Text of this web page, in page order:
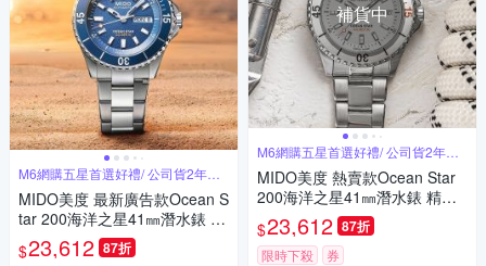
M6網購五星首選好禮/ 公司貨2年保
MIDO美度 最新廣告款Ocean S
tar 200海洋之星41㎜潛水錶 精
鋼藍面 M6(M0269301104100)
$23,612 87折
補貨中
M6網購五星首選好禮/ 公司貨2年保
MIDO美度 熱賣款Ocean Star
200海洋之星41㎜潛水錶 精鋼
白面 M6(M0269301103100)
$23,612 87折
限時下殺 券